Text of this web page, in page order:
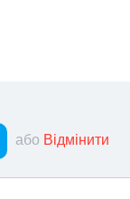
або Відмінити